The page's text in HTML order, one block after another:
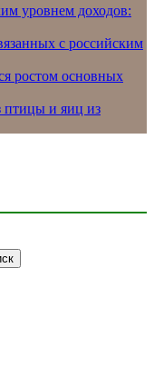
уровнем доходов:
с российским
ростом основных
птицы и яиц из